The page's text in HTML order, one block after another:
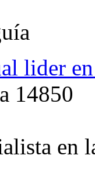
lider
14850
en